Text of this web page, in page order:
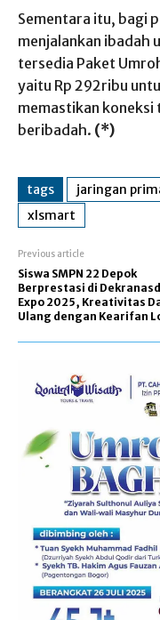
Sementara itu, bagi
menjalankan ibadah
tersedia Paket
yaitu Rp 292ribu
memastikan koneksi
beribadah. (*)
tags jaringan
xlsmart
Previous article
Siswa SMPN 22 Depok
Berprestasi di
Expo 2025, Kreativitas
Ulang dengan Kearifan